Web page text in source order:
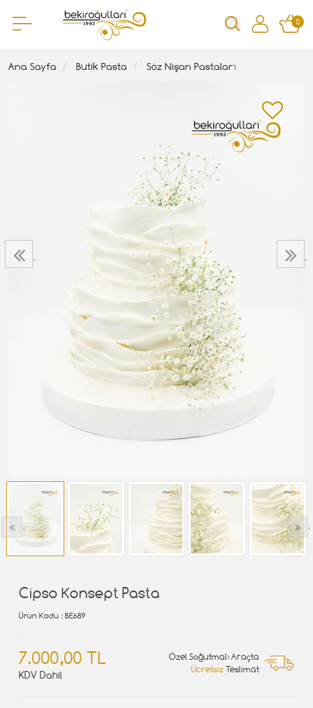
0
Ana Sayfa Butik Pasta Söz Nişan Pastaları
‹ ›
‹ ›
Cipso Konsept Pasta
Ürün Kodu : BE689
7.000,00 TL
KDV Dahil
Özel Soğutmalı Araçta
Ücretsiz Teslimat